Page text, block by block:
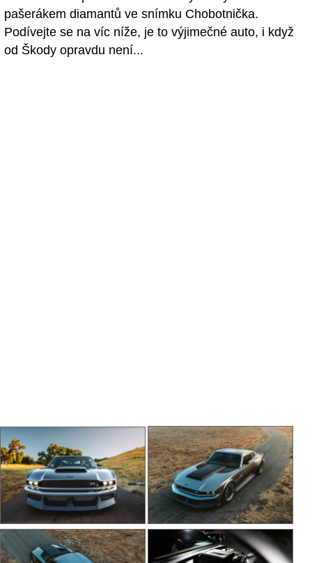
pašerákem diamantů ve snímku Chobotnička.
Podívejte se na víc níže, je to výjimečné auto, i když
od Škody opravdu není...